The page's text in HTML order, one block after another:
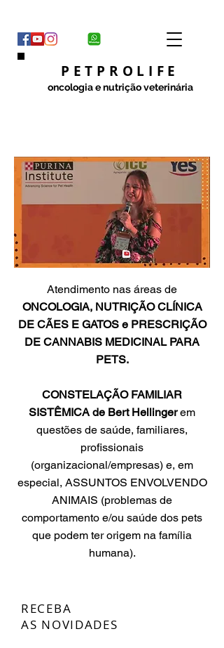
PETPROLIFE
oncologia e nutrição veterinária
Atendimento nas áreas de
ONCOLOGIA, NUTRIÇÃO CLÍNICA
DE CÃES E GATOS e PRESCRIÇÃO
DE CANNABIS MEDICINAL PARA
PETS.
CONSTELAÇÃO FAMILIAR
SISTÊMICA de Bert Hellingerem
questões de saúde, familiares,
profissionais
(organizacional/empresas) e, em
especial, ASSUNTOS ENVOLVENDO
ANIMAIS (problemas de
comportamento e/ou saúde dos pets
que podem ter origem na família
humana).
RECEBA
AS NOVIDADES